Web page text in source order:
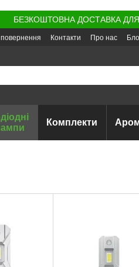
БЕЗКОШТОВНА ДОСТАВКА
повернення Контакти Про нас
Комплекти